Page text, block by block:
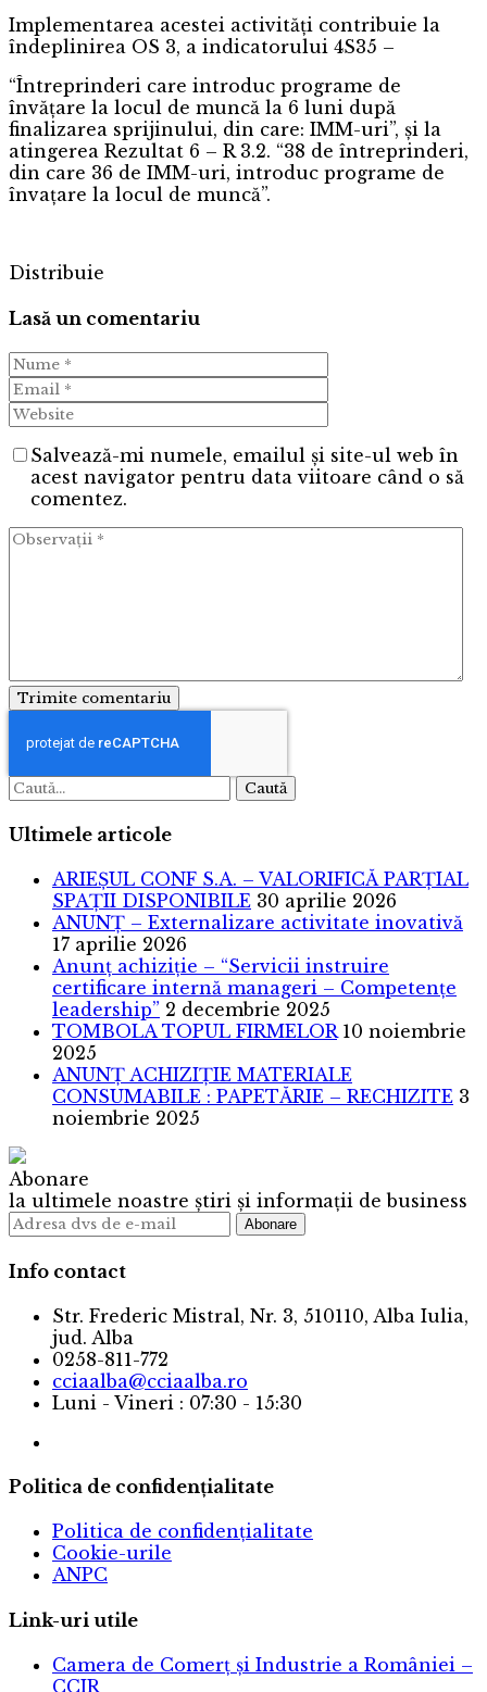
Implementarea acestei activități contribuie la
îndeplinirea OS 3, a indicatorului 4S35 –
“Întreprinderi care introduc programe de
învățare la locul de muncă la 6 luni după
finalizarea sprijinului, din care: IMM-uri”, și la
atingerea Rezultat 6 – R 3.2. “38 de întreprinderi,
din care 36 de IMM-uri, introduc programe de
învațare la locul de muncă”.
Distribuie
Lasă un comentariu
Salvează-mi numele, emailul și site-ul web în
acest navigator pentru data viitoare când o să
comentez.
Trimite comentariu
Caută
Ultimele articole
ARIEȘUL CONF S.A. – VALORIFICĂ PARȚIAL
SPAȚII DISPONIBILE 30 aprilie 2026
ANUNȚ – Externalizare activitate inovativă
17 aprilie 2026
Anunț achiziție – “Servicii instruire
certificare internă manageri – Competențe
leadership” 2 decembrie 2025
TOMBOLA TOPUL FIRMELOR 10 noiembrie
2025
ANUNȚ ACHIZIȚIE MATERIALE
CONSUMABILE : PAPETĂRIE – RECHIZITE 3
noiembrie 2025
Abonare
la ultimele noastre știri și informații de business
Info contact
Str. Frederic Mistral, Nr. 3, 510110, Alba Iulia,
jud. Alba
0258-811-772
cciaalba@cciaalba.ro
Luni - Vineri : 07:30 - 15:30
Politica de confidențialitate
Politica de confidențialitate
Cookie-urile
ANPC
Link-uri utile
Camera de Comerț și Industrie a României –
CCIR